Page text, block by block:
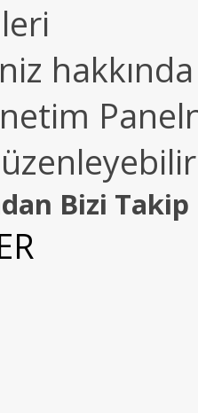
Bizi Takip